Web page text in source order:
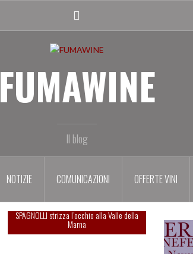
profile
FUMAWINE
Il blog
NOTIZIE COMUNICAZIONI OFFERTE VINI
SPAGNOLLI strizza l’occhio alla Valle della
Marna